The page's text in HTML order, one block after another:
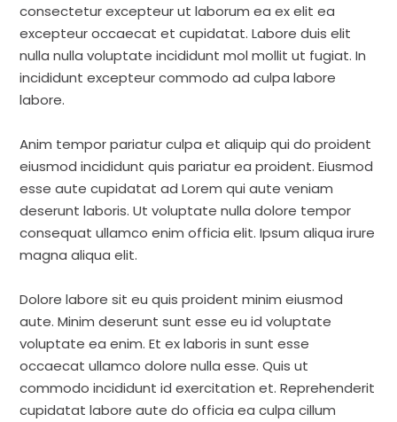
consectetur excepteur ut laborum ea ex elit ea
excepteur occaecat et cupidatat. Labore duis elit
nulla nulla voluptate incididunt mol mollit ut fugiat. In
incididunt excepteur commodo ad culpa labore
labore.
Anim tempor pariatur culpa et aliquip qui do proident
eiusmod incididunt quis pariatur ea proident. Eiusmod
esse aute cupidatat ad Lorem qui aute veniam
deserunt laboris. Ut voluptate nulla dolore tempor
consequat ullamco enim officia elit. Ipsum aliqua irure
magna aliqua elit.
Dolore labore sit eu quis proident minim eiusmod
aute. Minim deserunt sunt esse eu id voluptate
voluptate ea enim. Et ex laboris in sunt esse
occaecat ullamco dolore nulla esse. Quis ut
commodo incididunt id exercitation et. Reprehenderit
cupidatat labore aute do officia ea culpa cillum